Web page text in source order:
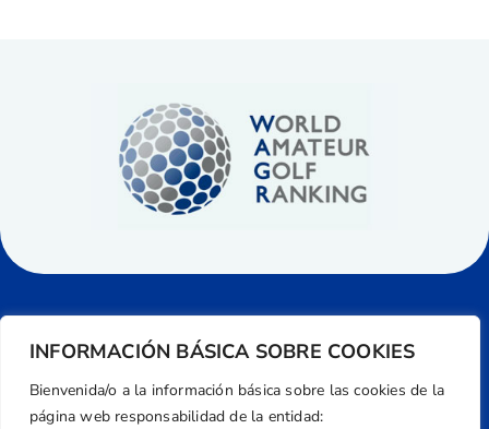
INFORMACIÓN BÁSICA SOBRE COOKIES
Bienvenida/o a la información básica sobre las cookies de la
página web responsabilidad de la entidad: